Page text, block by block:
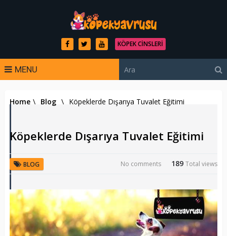
KÖPEK CINSLERI
MENU
Home \ Blog \ Köpeklerde Dışarıya Tuvalet Eğitimi
Köpeklerde Dışarıya Tuvalet Eğitimi
BLOG 189Total views
No comments